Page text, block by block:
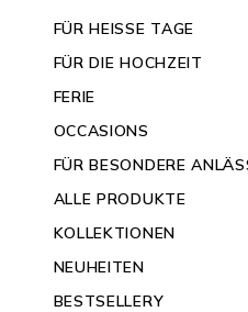
FÜR HEISSE TAGE
FÜR DIE HOCHZEIT
FERIE
OCCASIONS
FÜR BESONDERE
ALLE PRODUKTE
KOLLEKTIONEN
NEUHEITEN
BESTSELLERY